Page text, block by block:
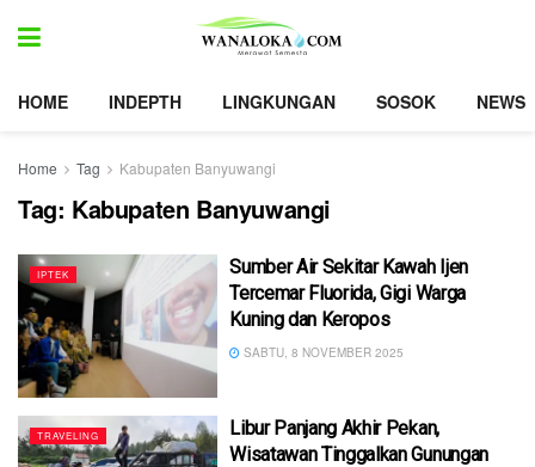
HOME INDEPTH LINGKUNGAN SOSOK NEWS
Home Tag Kabupaten Banyuwangi
Tag: Kabupaten Banyuwangi
IPTEK
Sumber Air Sekitar Kawah Ijen
Tercemar Fluorida, Gigi Warga
Kuning dan Keropos
SABTU, 8 NOVEMBER 2025
TRAVELING
Libur Panjang Akhir Pekan,
Wisatawan Tinggalkan Gunungan